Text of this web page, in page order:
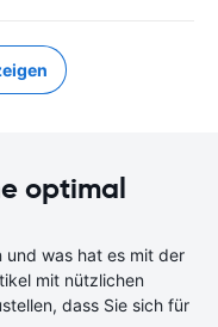
optimal
und was hat es mit der
mit nützlichen
dass Sie sich für